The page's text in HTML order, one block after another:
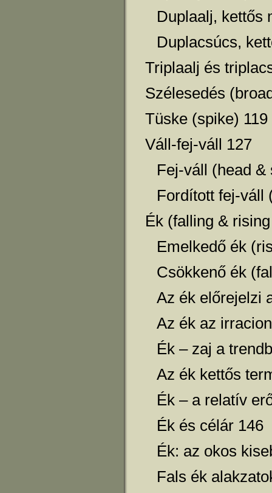
Duplaalj, kettős
Duplacsúcs,
Triplaalj és
Szélesedés
Tüske (spike) 119
Váll-fej-váll 127
Fej-váll (head &
Fordított fej-váll
Ék (falling &
Emelkedő ék
Csökkenő ék
Az ék előrejelzi
Az ék az
Ék – zaj a
Az ék kettős
Ék – a relatív
Ék és célár 146
Ék: az okos
Fals ék